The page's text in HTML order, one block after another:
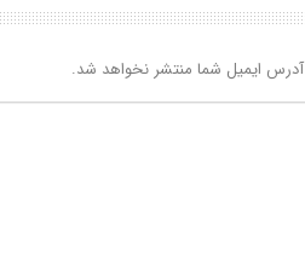
آدرس ایمیل شما منتشر نخواهد شد.